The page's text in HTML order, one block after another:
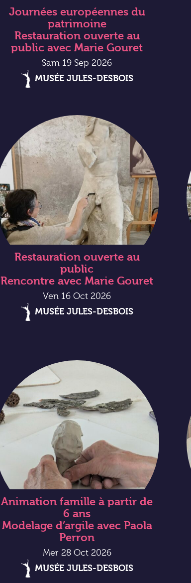
Journées européennes du
patrimoine
Restauration ouverte au
public avec Marie Gouret
Sam 19 Sep 2026
MUSÉE JULES-DESBOIS
Restauration ouverte au
public
Rencontre avec Marie Gouret
Ven 16 Oct 2026
MUSÉE JULES-DESBOIS
Animation famille à partir de
6 ans
Modelage d’argile avec Paola
Perron
Mer 28 Oct 2026
MUSÉE JULES-DESBOIS